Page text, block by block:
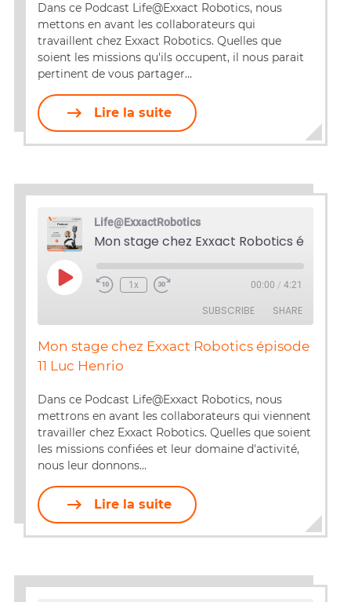
EMBED
Dans ce Podcast Life@Exxact Robotics, nous
mettons en avant les collaborateurs qui
travaillent chez Exxact Robotics. Quelles que
soient les missions qu'ils occupent, il nous parait
pertinent de vous partager…
Lire la suite
Life@ExxactRobotics
Play
Episode
1x 00:00 / 4:21
SUBSCRIBE SHARE
RSS FEED
SHARE
EMBED
Mon stage chez Exxact Robotics épisode
11 Luc Henrio
Dans ce Podcast Life@Exxact Robotics, nous
mettrons en avant les collaborateurs qui viennent
travailler chez Exxact Robotics. Quelles que soient
les missions confiées et leur domaine d'activité,
nous leur donnons…
Lire la suite